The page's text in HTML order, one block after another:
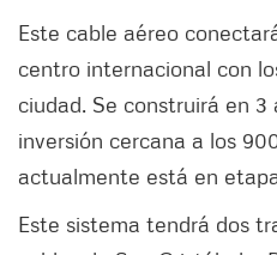
Este cable aéreo
centro internacional con
ciudad. Se construirá en
inversión cercana a los
actualmente está en
Este sistema tendrá dos